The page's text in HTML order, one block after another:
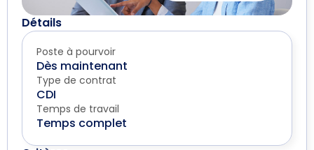
Détails
Poste à pourvoir
Dès maintenant
Type de contrat
CDI
Temps de travail
Temps complet